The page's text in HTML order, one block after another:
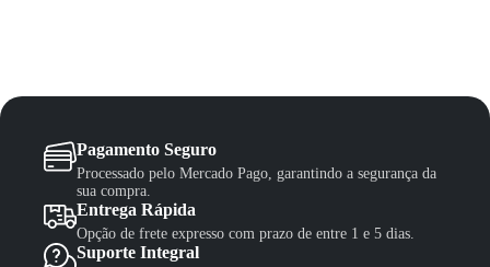
Pagamento Seguro
Processado pelo Mercado Pago, garantindo a segurança da
sua compra.
Entrega Rápida
Opção de frete expresso com prazo de entre 1 e 5 dias.
Suporte Integral